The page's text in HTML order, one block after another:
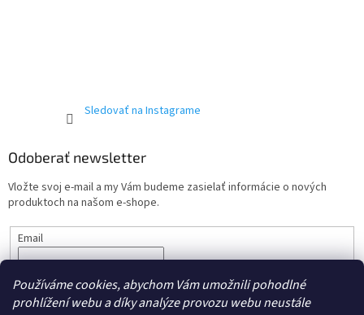
Používáme cookies, abychom Vám umožnili pohodlné
prohlížení webu a díky analýze provozu webu neustále
Sledovať na Instagrame
Odoberať newsletter
Vložte svoj e-mail a my Vám budeme zasielať informácie o nových
produktoch na našom e-shope.
Email
údajov.
PRIHLÁSIŤ SA